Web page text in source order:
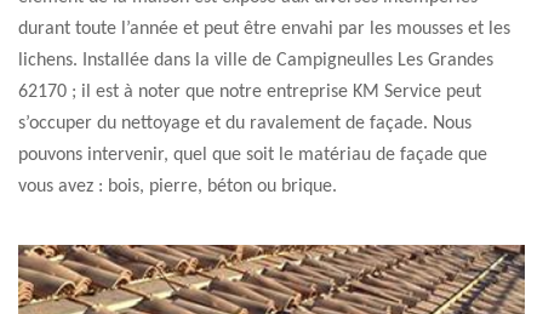
durant toute l’année et peut être envahi par les mousses et les
lichens. Installée dans la ville de Campigneulles Les Grandes
62170 ; il est à noter que notre entreprise KM Service peut
s’occuper du nettoyage et du ravalement de façade. Nous
pouvons intervenir, quel que soit le matériau de façade que
vous avez : bois, pierre, béton ou brique.